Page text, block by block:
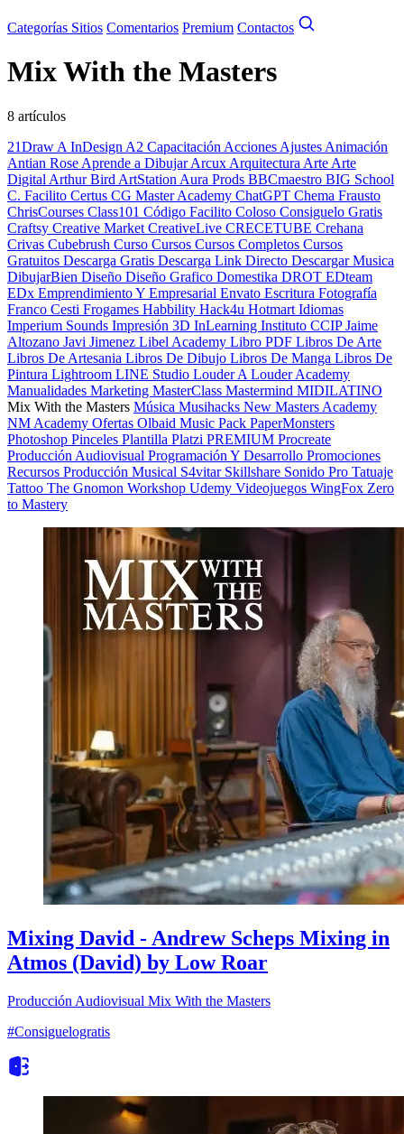
Categorías Sitios Comentarios Premium Contactos
Mix With the Masters
8 artículos
21Draw A InDesign A2 Capacitación Acciones Ajustes Animación
Antian Rose Aprende a DibujarArcux Arquitectura Arte Arte
Digital Arthur Bird ArtStation Aura Prods BBCmaestro BIG School
C. Facilito Certus CG Master Academy ChatGPT Chema Frausto
ChrisCourses Class101 Código Facilito Coloso Consiguelo Gratis
Craftsy Creative Market CreativeLive CRECETUBE Crehana
Crivas Cubebrush Curso Cursos Cursos Completos Cursos
Gratuitos Descarga Gratis Descarga Link Directo Descargar Musica
DibujarBien Diseño Diseño Grafico Domestika DROT EDteam
EDx Emprendimiento Y Empresarial Envato Escritura Fotografía
Franco Cesti Frogames Habbility Hack4u Hotmart Idiomas
Imperium Sounds Impresión 3D InLearning Instituto CCIPJaime
Altozano Javi Jimenez Libel Academy Libro PDF Libros De Arte
Libros De Artesania Libros De Dibujo Libros De Manga Libros De
Pintura Lightroom LINE Studio Louder A Louder Academy
Manualidades Marketing MasterClass Mastermind MIDILATINO
Mix With the Masters Música Musihacks New Masters Academy
NM Academy Ofertas Olbaid Music Pack PaperMonsters
Photoshop Pinceles Plantilla Platzi PREMIUM Procreate
Producción Audiovisual Programación Y Desarrollo Promociones
Recursos Producción Musical S4vitar Skillshare Sonido Pro Tatuaje
Tattoo The Gnomon Workshop Udemy Videojuegos WingFox Zero
to Mastery
Mixing David - Andrew Scheps Mixing in
Atmos (David) by Low Roar
Producción Audiovisual Mix With the Masters
#Consiguelogratis